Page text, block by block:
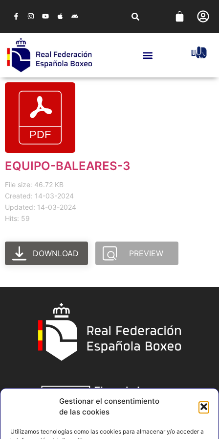
Gestionar el consentimiento
de las cookies
Utilizamos tecnologías como las cookies para almacenar y/o acceder a
EQUIPO-BALEARES-3
File size: 46.72 KB
Created: 14-03-2024
Updated: 14-03-2024
Hits: 59
DOWNLOAD PREVIEW